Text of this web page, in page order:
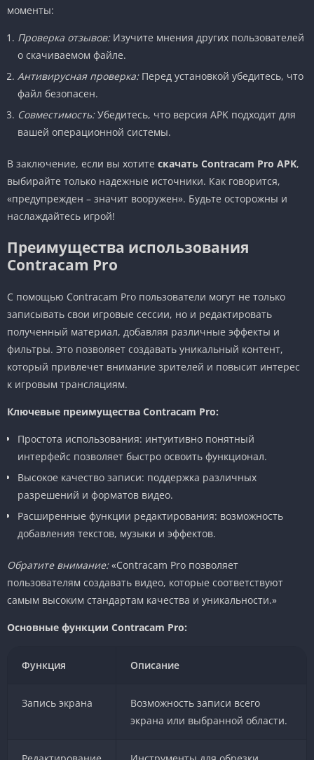
моменты:
Проверка отзывов:Изучите мнения других пользователей
о скачиваемом файле.
Антивирусная проверка:Перед установкой убедитесь, что
файл безопасен.
Совместимость:Убедитесь, что версия APK подходит для
вашей операционной системы.
В заключение, если вы хотите скачать Contracam Pro APK,
выбирайте только надежные источники. Как говорится,
«предупрежден – значит вооружен». Будьте осторожны и
наслаждайтесь игрой!
Преимущества использования
Contracam Pro
С помощью Contracam Pro пользователи могут не только
записывать свои игровые сессии, но и редактировать
полученный материал, добавляя различные эффекты и
фильтры. Это позволяет создавать уникальный контент,
который привлечет внимание зрителей и повысит интерес
к игровым трансляциям.
Ключевые преимущества Contracam Pro:
Простота использования: интуитивно понятный
интерфейс позволяет быстро освоить функционал.
Высокое качество записи: поддержка различных
разрешений и форматов видео.
Расширенные функции редактирования: возможность
добавления текстов, музыки и эффектов.
Обратите внимание:«Contracam Pro позволяет
пользователям создавать видео, которые соответствуют
самым высоким стандартам качества и уникальности.»
Основные функции Contracam Pro:
Функция Описание
Запись экрана
Возможность записи всего
экрана или выбранной области.